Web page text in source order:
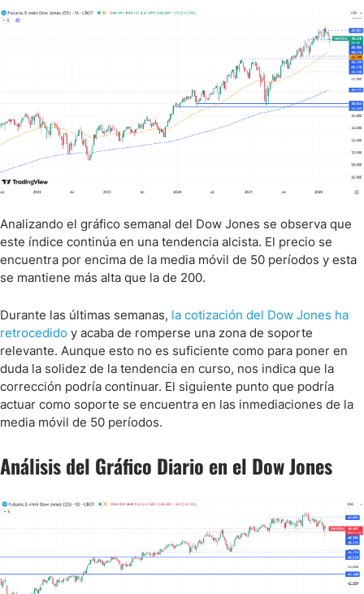
Analizando el gráfico semanal del Dow Jones se observa que
este índice continúa en una tendencia alcista. El precio se
encuentra por encima de la media móvil de 50 períodos y esta
se mantiene más alta que la de 200.
Durante las últimas semanas, la cotización del Dow Jones ha
retrocedido y acaba de romperse una zona de soporte
relevante. Aunque esto no es suficiente como para poner en
duda la solidez de la tendencia en curso, nos indica que la
corrección podría continuar. El siguiente punto que podría
actuar como soporte se encuentra en las inmediaciones de la
media móvil de 50 períodos.
Análisis del Gráfico Diario en el Dow Jones